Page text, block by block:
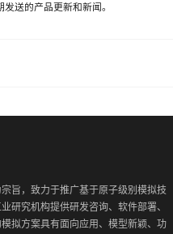
送的产品更新和新闻。
旨，致力于推广基于原子级别模拟技
研究机构提供研发咨询、软件部署、
拟方案具有面向应用、模型新颖、功